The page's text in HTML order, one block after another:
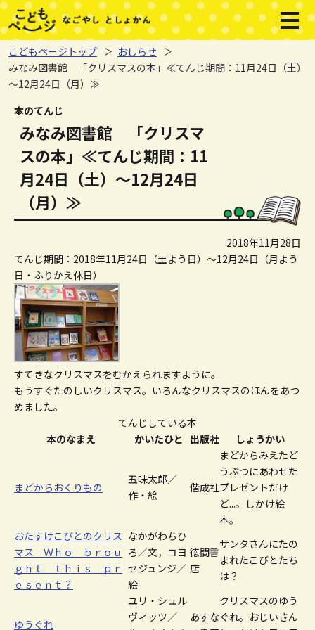
ページの先頭です。
本文へジャンプする。
メニ
こどもページトップ
おしらせ
みなみ図書館 「クリスマスの本」≪てんじ期間：11月24日（土）
～12月24日（月）≫
ここから本文です。
本のてんじ
みなみ図書館 「クリスマ
スの本」≪てんじ期間：11
月24日（土）～12月24日
（月）≫
2018年11月28日
てんじ期間：2018年11月24日（土よう日）～12月24日（月よう
日・ふりかえ休日）
すてきなクリスマスをむかえられますように。
もうすぐたのしいクリスマス。いろんなクリスマスのほんをあつ
めました。
てんじしている本
本のなまえ
かいたひと 出版社 しょうかい
まどからおくりもの
五味太郎／
作・絵
偕成社
まどからみえたど
うぶつにあわせた
プレゼントだけ
ど...。しかけ絵
本。
おたすけこびとのクリス
マス Ｗｈｏ ｂｒｏｕ
ｇｈｔ ｔｈｉｓ ｐｒ
ｅｓｅｎｔ？
なかがわちひ
ろ／文，コヨ
セジュンジ／
絵
徳間書
店
サンタさんにたの
まれたこびとたち
は？
ゆうぐれ
ユリ・シュル
ヴィッツ／
あすな
クリスマスのゆう
ぐれ。おじいさん